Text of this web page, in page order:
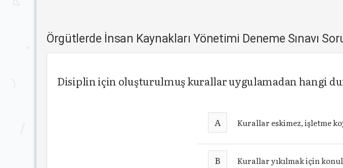
Örgütlerde İnsan Kaynakları Yönetimi Deneme Sınavı
Disiplin için oluşturulmuş kurallar uygulamadan hangi
A Kurallar eskimez, işletme
B Kurallar yıkılmak için